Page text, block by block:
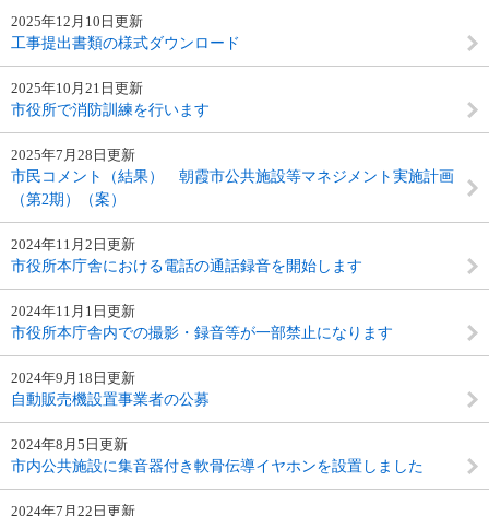
2025年12月10日更新
工事提出書類の様式ダウンロード
2025年10月21日更新
市役所で消防訓練を行います
2025年7月28日更新
市民コメント（結果） 朝霞市公共施設等マネジメント実施計画
（第2期）（案）
2024年11月2日更新
市役所本庁舎における電話の通話録音を開始します
2024年11月1日更新
市役所本庁舎内での撮影・録音等が一部禁止になります
2024年9月18日更新
自動販売機設置事業者の公募
2024年8月5日更新
市内公共施設に集音器付き軟骨伝導イヤホンを設置しました
2024年7月22日更新